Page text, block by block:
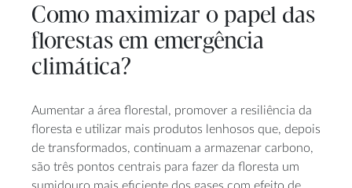
Como maximizar o papel das
florestas em emergência
climática?
Aumentar a área florestal, promover a resiliência da
floresta e utilizar mais produtos lenhosos que, depois
de transformados, continuam a armazenar carbono,
são três pontos centrais para fazer da floresta um
sumidouro mais eficiente dos gases com efeito de